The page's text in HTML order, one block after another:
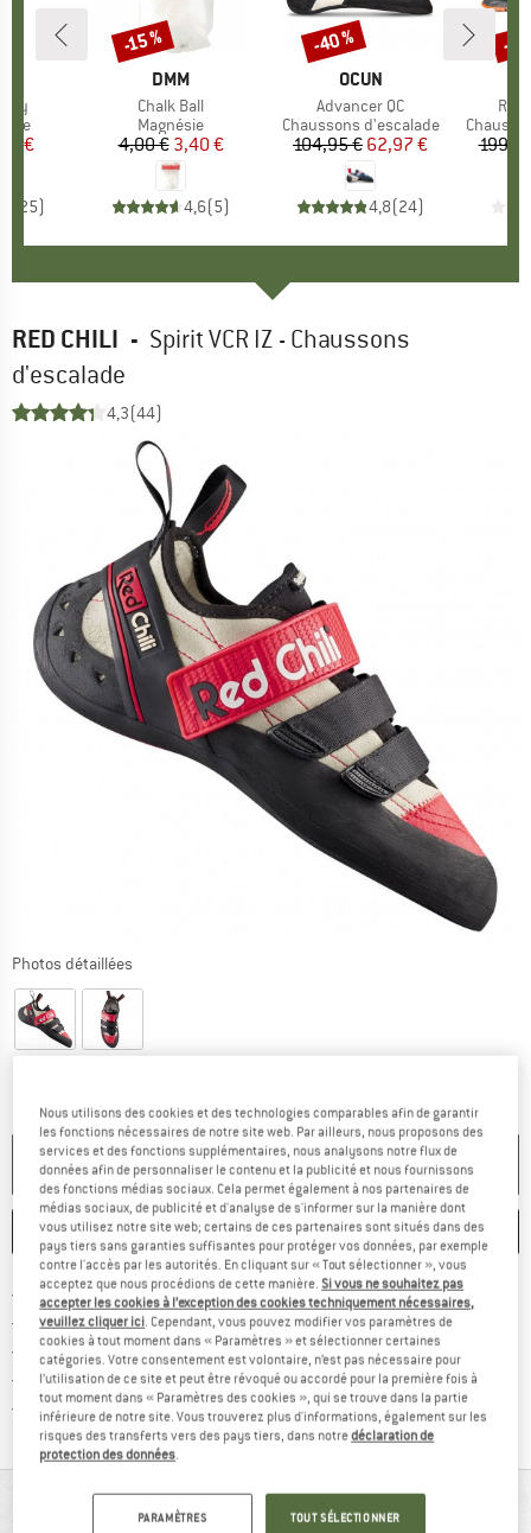
réduit
€
25)
MARQUE
DMM
Article
Chalk Ball
Product group
Magnésie
Prix
4,00 € Prix réduit
3,40 €
4,6(5)
Remise
-15 %
MARQUE
OCUN
Article
Advancer QC
Product group
Chaussons d'escalade
Prix
104,95 €Prix réduit
62,97 €
4,8(24)
Remise
-40 %
Product
-
RED CHILI - Spirit VCR IZ - Chaussons
d'escalade
4,3(44)
Photos détaillées
PLUS DISPONIBLE
ENREGISTRER COMPARER
Livraison gratuite dès 69 € (FR)Trouve les infos sur la
Droit de retour de 100 joursTrouve les informations de
> 4 000 000 clients satisfaits
Tous les articles disponibles
Protection des acheteurs de Trusted ShopsTrouve toutes les
VUE D'ENSEMBLE
Nous utilisons des cookies et des technologies comparables afin de garantir
les fonctions nécessaires de notre site web. Par ailleurs, nous proposons des
services et des fonctions supplémentaires, nous analysons notre flux de
données afin de personnaliser le contenu et la publicité et nous fournissons
des fonctions médias sociaux. Cela permet également à nos partenaires de
médias sociaux, de publicité et d'analyse de s'informer sur la manière dont
vous utilisez notre site web; certains de ces partenaires sont situés dans des
pays tiers sans garanties suffisantes pour protéger vos données, par exemple
contre l'accès par les autorités. En cliquant sur « Tout sélectionner », vous
acceptez que nous procédions de cette manière.Si vous ne souhaitez pas
accepter les cookies à l’exception des cookies techniquement nécessaires,
veuillez cliquer ici. Cependant, vous pouvez modifier vos paramètres de
cookies à tout moment dans « Paramètres » et sélectionner certaines
catégories. Votre consentement est volontaire, n’est pas nécessaire pour
l’utilisation de ce site et peut être révoqué ou accordé pour la première fois à
tout moment dans « Paramètres des cookies », qui se trouve dans la partie
inférieure de notre site. Vous trouverez plus d'informations, également sur les
risques des transferts vers des pays tiers, dans notredéclaration de
protection des données.
PARAMÈTRES TOUT SÉLECTIONNER